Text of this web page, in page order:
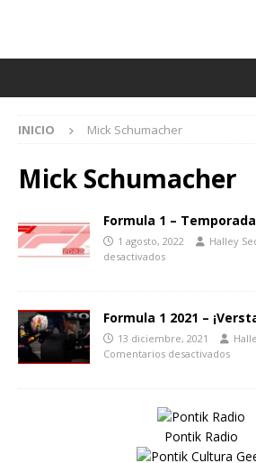
INICIO Mick Schumacher
Mick Schumacher
Formula 1 –
1 agosto, 2022 Halley
desactivados
Formula 1 2021 –
13 diciembre, 2021
Comentarios desactivados
Pontik Radio